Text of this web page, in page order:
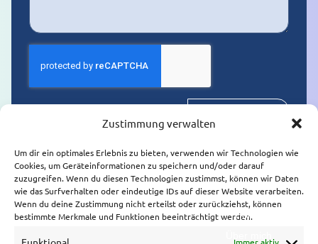
Zustimmung verwalten
Um dir ein optimales Erlebnis zu bieten, verwenden wir Technologien wie
Cookies, um Geräteinformationen zu speichern und/oder darauf
zuzugreifen. Wenn du diesen Technologien zustimmst, können wir Daten
wie das Surfverhalten oder eindeutige IDs auf dieser Website verarbeiten.
Wenn du deine Zustimmung nicht erteilst oder zurückziehst, können
bestimmte Merkmale und Funktionen beeinträchtigt werden.
Senden
Übersicht
Home
Kontakt